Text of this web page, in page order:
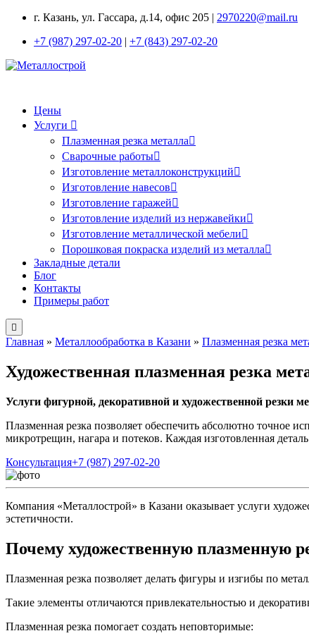
г. Казань, ул. Гассара, д.14, офис 205 | 2970220@mail.ru
+7 (987) 297-02-20 | +7 (843) 297-02-20
Цены
Услуги
Плазменная резка металла
Сварочные работы
Изготовление металлоконструкций
Изготовление навесов
Изготовление гаражей
Изготовление изделий из нержавейки
Изготовление металлической мебели
Порошковая покраска изделий из металла
Закладные детали
Блог
Контакты
Примеры работ
Главная » Металлообработка в Казани » Плазменная резка
Художественная плазменная резка
Услуги фигурной, декоративной и художественной резки
Плазменная резка позволяет обеспечить абсолютно точное
микротрещин, нагара и потеков. Каждая изготовленная
Консультация+7 (987) 297-02-20
Компания «Металлострой» в Казани оказывает услуги
эстетичности.
Почему художественную плазменную
Плазменная резка позволяет делать фигуры и изгибы по
Такие элементы отличаются привлекательностью и
Плазменная резка помогает создать неповторимые: